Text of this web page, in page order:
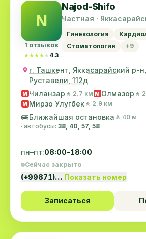
N
1 отзывов
★★★★★
★★★★★ 4.3
Najod-Shifo
Частная ·
Гинекология
Стоматология
+9
г. Ташкент, Яккасарайский р-
Руставели, 112д
M Чиланзар 🚶 2.7 км M Олмазор 🚶
M Мирзо Улугбек 🚶 2.9 км
🚌Ближайшая остановка 🚶 40 м
· автобусы: 38, 40, 57, 58
пн–пт:08:00–18:00
Сейчас закрыто
(+99871)… Показать номер
Записаться